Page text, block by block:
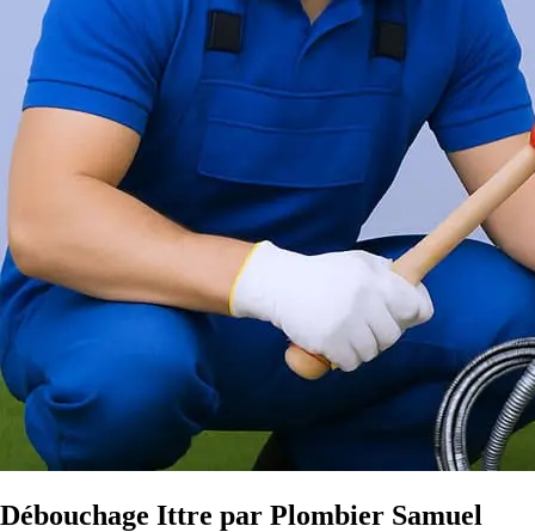
Débouchage Ittre par Plombier Samuel